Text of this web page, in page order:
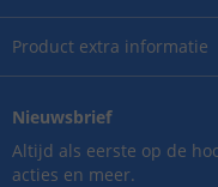
Product extra informatie
Nieuwsbrief
Altijd als eerste op de
acties en meer.